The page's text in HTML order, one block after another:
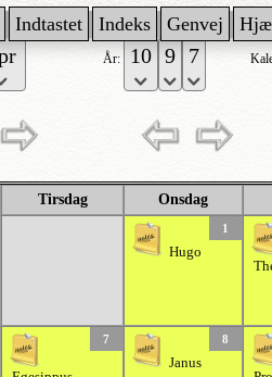
Indtastet Indeks Genvej
År:
Tirsdag Onsdag
1
Hugo
7 8
Janus